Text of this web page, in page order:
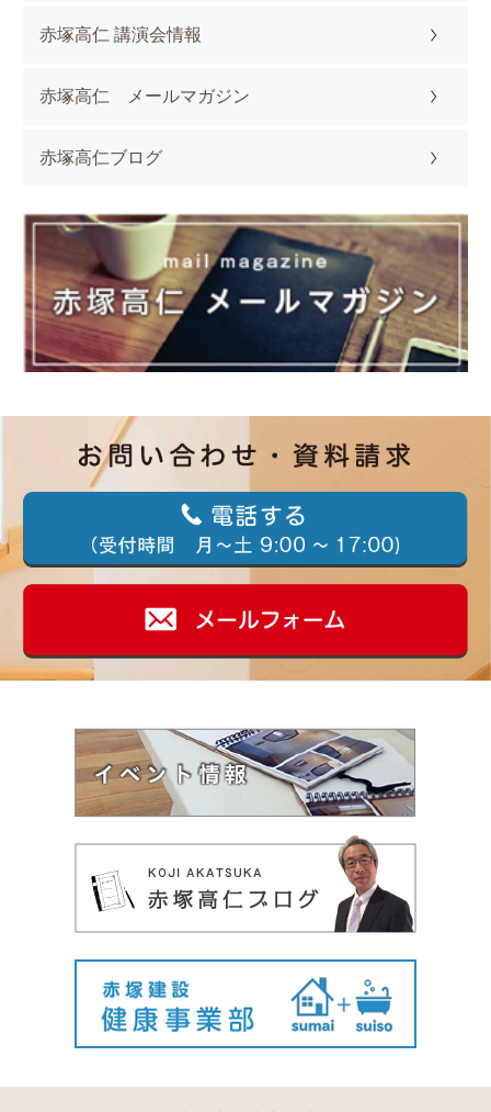
赤塚高仁 講演会情報
赤塚高仁 メールマガジン
赤塚高仁ブログ